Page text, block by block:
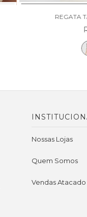
REGATA
Nossas Lojas
Quem Somos
Vendas Atacado